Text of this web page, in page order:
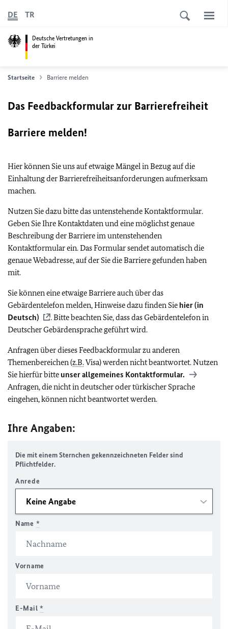
Deutsche Vertretungen in
der Türkei
DE TR
Startseite Barriere melden
Das Feedbackformular zur Barrierefreiheit
Barriere melden!
Hier können Sie uns auf etwaige Mängel in Bezug auf die
Einhaltung der Barrierefreiheitsanforderungen aufmerksam
machen.
Nutzen Sie dazu bitte das untenstehende Kontaktformular.
Geben Sie Ihre Kontaktdaten und eine möglichst genaue
Beschreibung der Barriere im untenstehenden
Kontaktformular ein. Das Formular sendet automatisch die
genaue Webadresse, auf der Sie die Barriere gefunden haben
mit.
Sie können eine etwaige Barriere auch über das
Gebärdentelefon melden, Hinweise dazu finden Sie hier (in
Deutsch)
. Bitte beachten Sie, dass das Gebärdentelefon in
Deutscher Gebärdensprache geführt wird.
Anfragen über dieses Feedbackformular zu anderen
Themenbereichen (z.B.Visa) werden nicht beantwortet. Nutzen
Sie hierfür bitte unser allgemeines Kontaktformular.
Anfragen, die nicht in deutscher oder türkischer Sprache
eingehen, können nicht beantwortet werden.
Ihre Angaben:
Die mit einem Sternchen gekennzeichneten Felder sind
Pflichtfelder.
Anrede
Name *
Vorname
E-Mail *